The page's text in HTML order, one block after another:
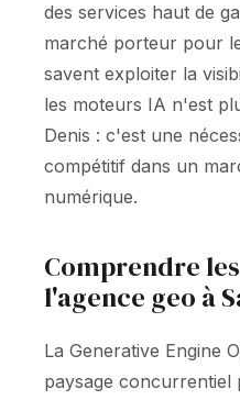
des services haut de
marché porteur pour
savent exploiter la
les moteurs IA n'est
Denis : c'est une
compétitif dans un
numérique.
Comprendre
l'agence geo à
La Generative Engine
paysage concurrentiel